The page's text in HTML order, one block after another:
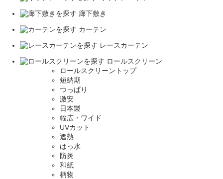
廊下敷き
カーテン
レースカーテン
ロールスクリーン
ロールスクリーントップ
短納期
つっぱり
激安
日本製
幅広・ワイド
UVカット
遮熱
はっ水
防炎
和紙
柄物